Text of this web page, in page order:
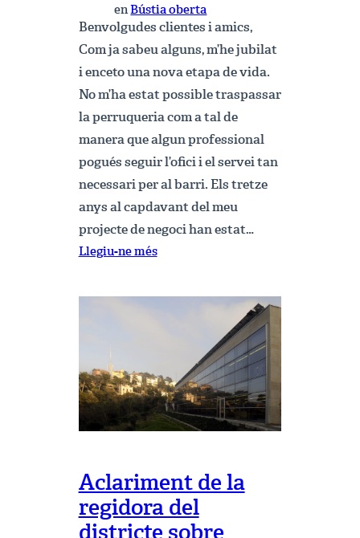
enBústia oberta
Benvolgudes clientes i amics,
Com ja sabeu alguns, m’he jubilat
i enceto una nova etapa de vida.
No m’ha estat possible traspassar
la perruqueria com a tal de
manera que algun professional
pogués seguir l’ofici i el servei tan
necessari per al barri. Els tretze
anys al capdavant del meu
projecte de negoci han estat…
Llegiu-ne més:
Aclariment de la
regidora del